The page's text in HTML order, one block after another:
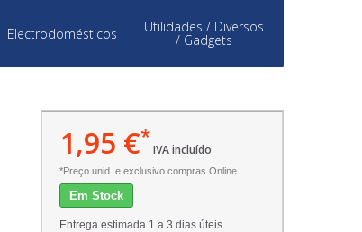
Electrodomésticos Utilidades / Diversos
/ Gadgets
1,95 €*
IVA incluído
*Preço unid. e exclusivo compras Online
Em Stock
Entrega estimada 1 a 3 dias úteis